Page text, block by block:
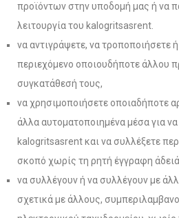
προϊόντων στην υποδομή μας ή να
λειτουργία του kalogritsasrent.
να αντιγράψετε, να τροποποιήσετε ή
περιεχόμενο οποιουδήποτε άλλου
συγκατάθεσή τους,
να χρησιμοποιήσετε οποιαδήποτε
άλλα αυτοματοποιημένα μέσα για
kalogritsasrent και να συλλέξετε
σκοπό χωρίς τη ρητή έγγραφη άδειά
να συλλέγουν ή να συλλέγουν με
σχετικά με άλλους,